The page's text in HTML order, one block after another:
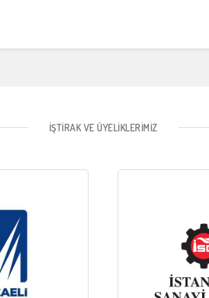
İŞTIRAK VE ÜYELIKLERIMIZ